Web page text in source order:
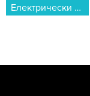
Смартфон Honor MAGIC8 LITE 5G 256/8 BLACK , 256 GB, 8 GB...